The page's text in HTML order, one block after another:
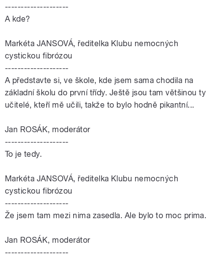
--------------------
A kde?
Markéta JANSOVÁ, ředitelka Klubu nemocných
cystickou fibrózou
--------------------
A představte si, ve škole, kde jsem sama chodila na
základní školu do první třídy. Ještě jsou tam většinou ty
učitelé, kteří mě učili, takže to bylo hodně pikantní...
Jan ROSÁK, moderátor
--------------------
To je tedy.
Markéta JANSOVÁ, ředitelka Klubu nemocných
cystickou fibrózou
--------------------
Že jsem tam mezi nima zasedla. Ale bylo to moc prima.
Jan ROSÁK, moderátor
--------------------